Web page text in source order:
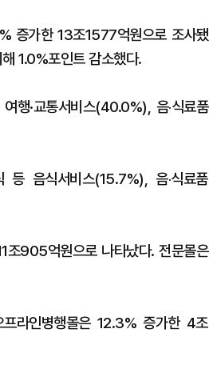
증가한 13조1577억원으로 조사됐
1.0%포인트 감소했다.
행·교통서비스(40.0%), 음‧식료품
음식서비스(15.7%), 음‧식료품
조905억원으로 나타났다. 전문몰은
라인병행몰은 12.3% 증가한 4조